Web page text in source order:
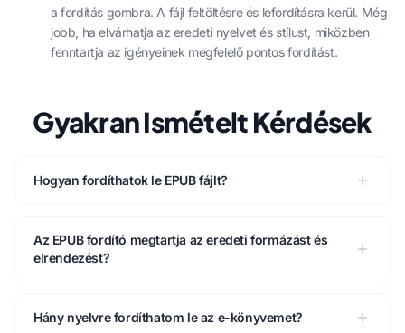
a fordítás gombra. A fájl feltöltésre és lefordításra kerül. Még
jobb, ha elvárhatja az eredeti nyelvet és stílust, miközben
fenntartja az igényeinek megfelelő pontos fordítást.
Gyakran Ismételt Kérdések
Hogyan fordíthatok le EPUB fájlt?
Az EPUB fordító megtartja az eredeti formázást és
elrendezést?
Hány nyelvre fordíthatom le az e-könyvemet?